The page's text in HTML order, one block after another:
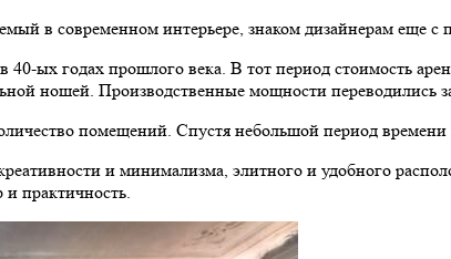
в современном интерьере, знаком дизайнерам еще с
ых годах прошлого века. В тот период стоимость
ношей. Производственные мощности переводились
помещений. Спустя небольшой период
и минимализма, элитного и удобного
практичность.